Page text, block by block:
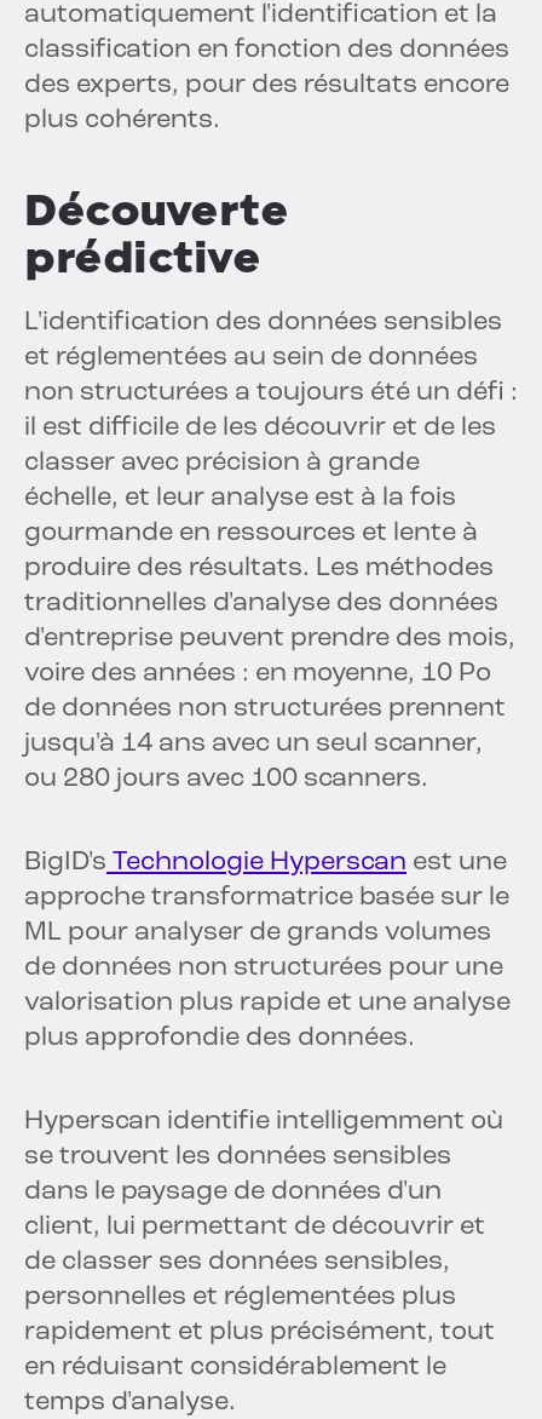
automatiquement l'identification et la
classification en fonction des données
des experts, pour des résultats encore
plus cohérents.
Découverte
prédictive
L'identification des données sensibles
et réglementées au sein de données
non structurées a toujours été un défi :
il est difficile de les découvrir et de les
classer avec précision à grande
échelle, et leur analyse est à la fois
gourmande en ressources et lente à
produire des résultats. Les méthodes
traditionnelles d'analyse des données
d'entreprise peuvent prendre des mois,
voire des années : en moyenne, 10 Po
de données non structurées prennent
jusqu'à 14 ans avec un seul scanner,
ou 280 jours avec 100 scanners.
BigID's Technologie Hyperscan est une
approche transformatrice basée sur le
ML pour analyser de grands volumes
de données non structurées pour une
valorisation plus rapide et une analyse
plus approfondie des données.
Hyperscan identifie intelligemment où
se trouvent les données sensibles
dans le paysage de données d'un
client, lui permettant de découvrir et
de classer ses données sensibles,
personnelles et réglementées plus
rapidement et plus précisément, tout
en réduisant considérablement le
temps d'analyse.